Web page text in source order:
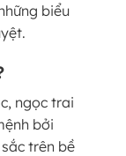
biểu
ngọc trai
bởi
trên bề